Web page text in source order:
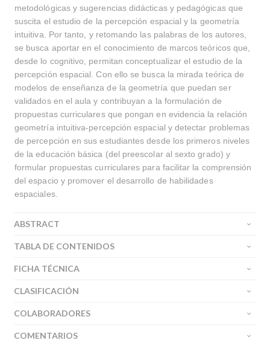
metodológicas y sugerencias didácticas y pedagógicas que
suscita el estudio de la percepción espacial y la geometría
intuitiva. Por tanto, y retomando las palabras de los autores,
se busca aportar en el conocimiento de marcos teóricos que,
desde lo cognitivo, permitan conceptualizar el estudio de la
percepción espacial. Con ello se busca la mirada teórica de
modelos de enseñanza de la geometría que puedan ser
validados en el aula y contribuyan a la formulación de
propuestas curriculares que pongan en evidencia la relación
geometría intuitiva-percepción espacial y detectar problemas
de percepción en sus estudiantes desde los primeros niveles
de la educación básica (del preescolar al sexto grado) y
formular propuestas curriculares para facilitar la comprensión
del espacio y promover el desarrollo de habilidades
espaciales.
ABSTRACT
TABLA DE CONTENIDOS
FICHA TÉCNICA
CLASIFICACIÓN
COLABORADORES
COMENTARIOS